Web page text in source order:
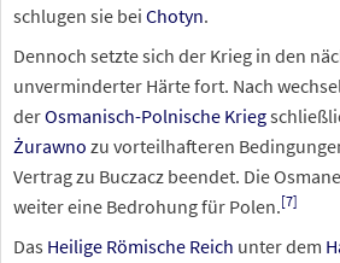
schlugen sie bei Chotyn.
Dennoch setzte sich der Krieg in den
unverminderter Härte fort. Nach
derOsmanisch-Polnische Krieg
Żurawno zu vorteilhafteren
Vertrag zu Buczacz beendet. Die
weiter eine Bedrohung für Polen.[7]
Das Heilige Römische Reich unter dem